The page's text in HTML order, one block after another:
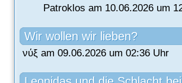
Patroklos am 10.06.2026 um
Wir wollen wir lieben?
νύξ am 09.06.2026 um 02:36 Uhr